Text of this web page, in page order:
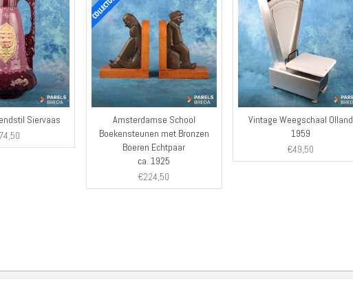
Siervaas
74,50
Amsterdamse School
Boekensteunen met Bronzen
Boeren Echtpaar
ca. 1925
€224,50
Vintage Weegschaal Olland
1959
€49,50